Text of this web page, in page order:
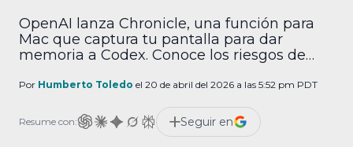
OpenAI lanza Chronicle, una función para
Mac que captura tu pantalla para dar
memoria a Codex. Conoce los riesgos de
Por Humberto Toledo el 20 de abril del 2026 a las 5:52 pm PDT
Resume con: Seguir en